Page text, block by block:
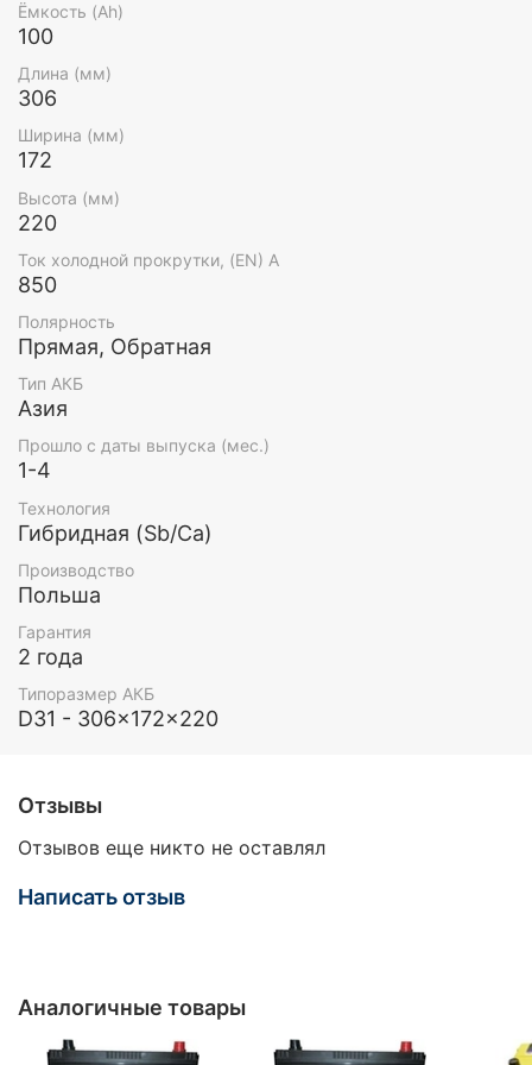
Ёмкость (Ah)
100
Длина (мм)
306
Ширина (мм)
172
Высота (мм)
220
Ток холодной прокрутки, (EN) А
850
Полярность
Прямая, Обратная
Тип АКБ
Азия
Прошло с даты выпуска (мес.)
1-4
Технология
Гибридная (Sb/Ca)
Производство
Польша
Гарантия
2 года
Типоразмер АКБ
D31 - 306x172x220
Отзывы
Отзывов еще никто не оставлял
Написать отзыв
Аналогичные товары